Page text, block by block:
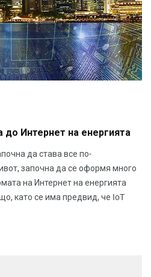
Интернет на енергията
да става все по-
започна да се оформя много
на Интернет на енергията
като се има предвид, че IoT